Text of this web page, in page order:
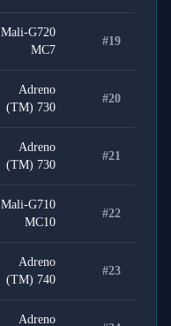
#19
Mali-G720
MC7
#20
Adreno
(TM) 730
#21
Adreno
(TM) 730
#22
Mali-G710
MC10
#23
Adreno
(TM) 740
Adreno